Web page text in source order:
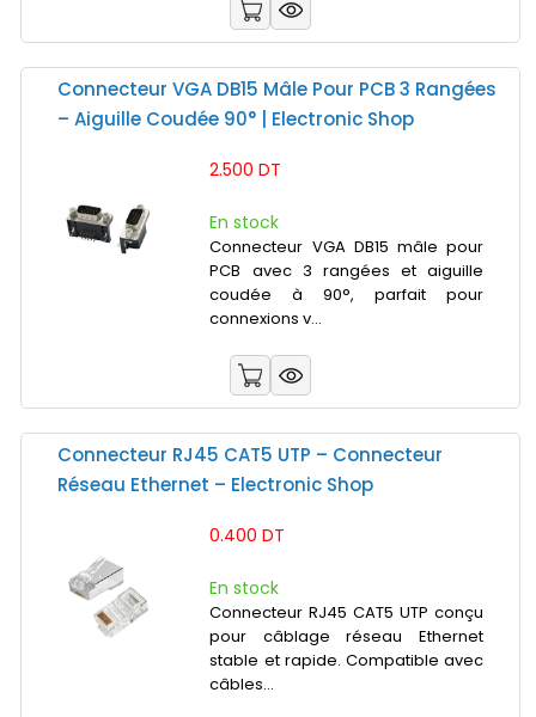
Connecteur VGA DB15 Mâle Pour PCB 3 Rangées
– Aiguille Coudée 90° | Electronic Shop
2.500 DT
En stock
Connecteur VGA DB15 mâle pour
PCB avec 3 rangées et aiguille
coudée à 90°, parfait pour
connexions v...
Connecteur RJ45 CAT5 UTP – Connecteur
Réseau Ethernet – Electronic Shop
0.400 DT
En stock
Connecteur RJ45 CAT5 UTP conçu
pour câblage réseau Ethernet
stable et rapide. Compatible avec
câbles...